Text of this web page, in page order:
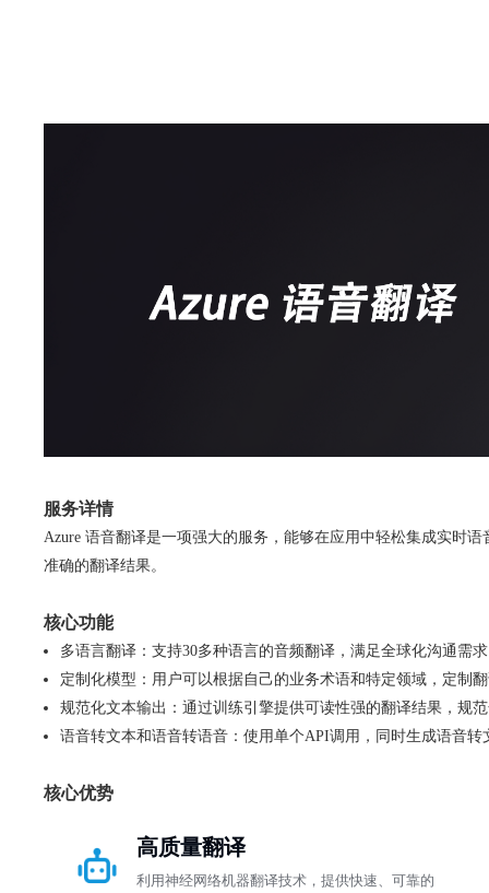
服务详情
Azure 语音翻译是一项强大的服务，能够在应用中轻松集成实时
准确的翻译结果。
核心功能
多语言翻译：支持30多种语言的音频翻译，满足全球化沟通需
定制化模型：用户可以根据自己的业务术语和特定领域，定制
规范化文本输出：通过训练引擎提供可读性强的翻译结果，规
语音转文本和语音转语音：使用单个API调用，同时生成语音转
核心优势
高质量翻译
利用神经网络机器翻译技术，提供快速、可靠的